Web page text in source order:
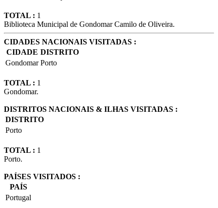
TOTAL : 1
Biblioteca Municipal de Gondomar Camilo de Oliveira.
CIDADES NACIONAIS VISITADAS :
CIDADE DISTRITO
Gondomar Porto
TOTAL : 1
Gondomar.
DISTRITOS NACIONAIS & ILHAS VISITADAS :
DISTRITO
Porto
TOTAL : 1
Porto.
PAÍSES VISITADOS :
PAÍS
Portugal